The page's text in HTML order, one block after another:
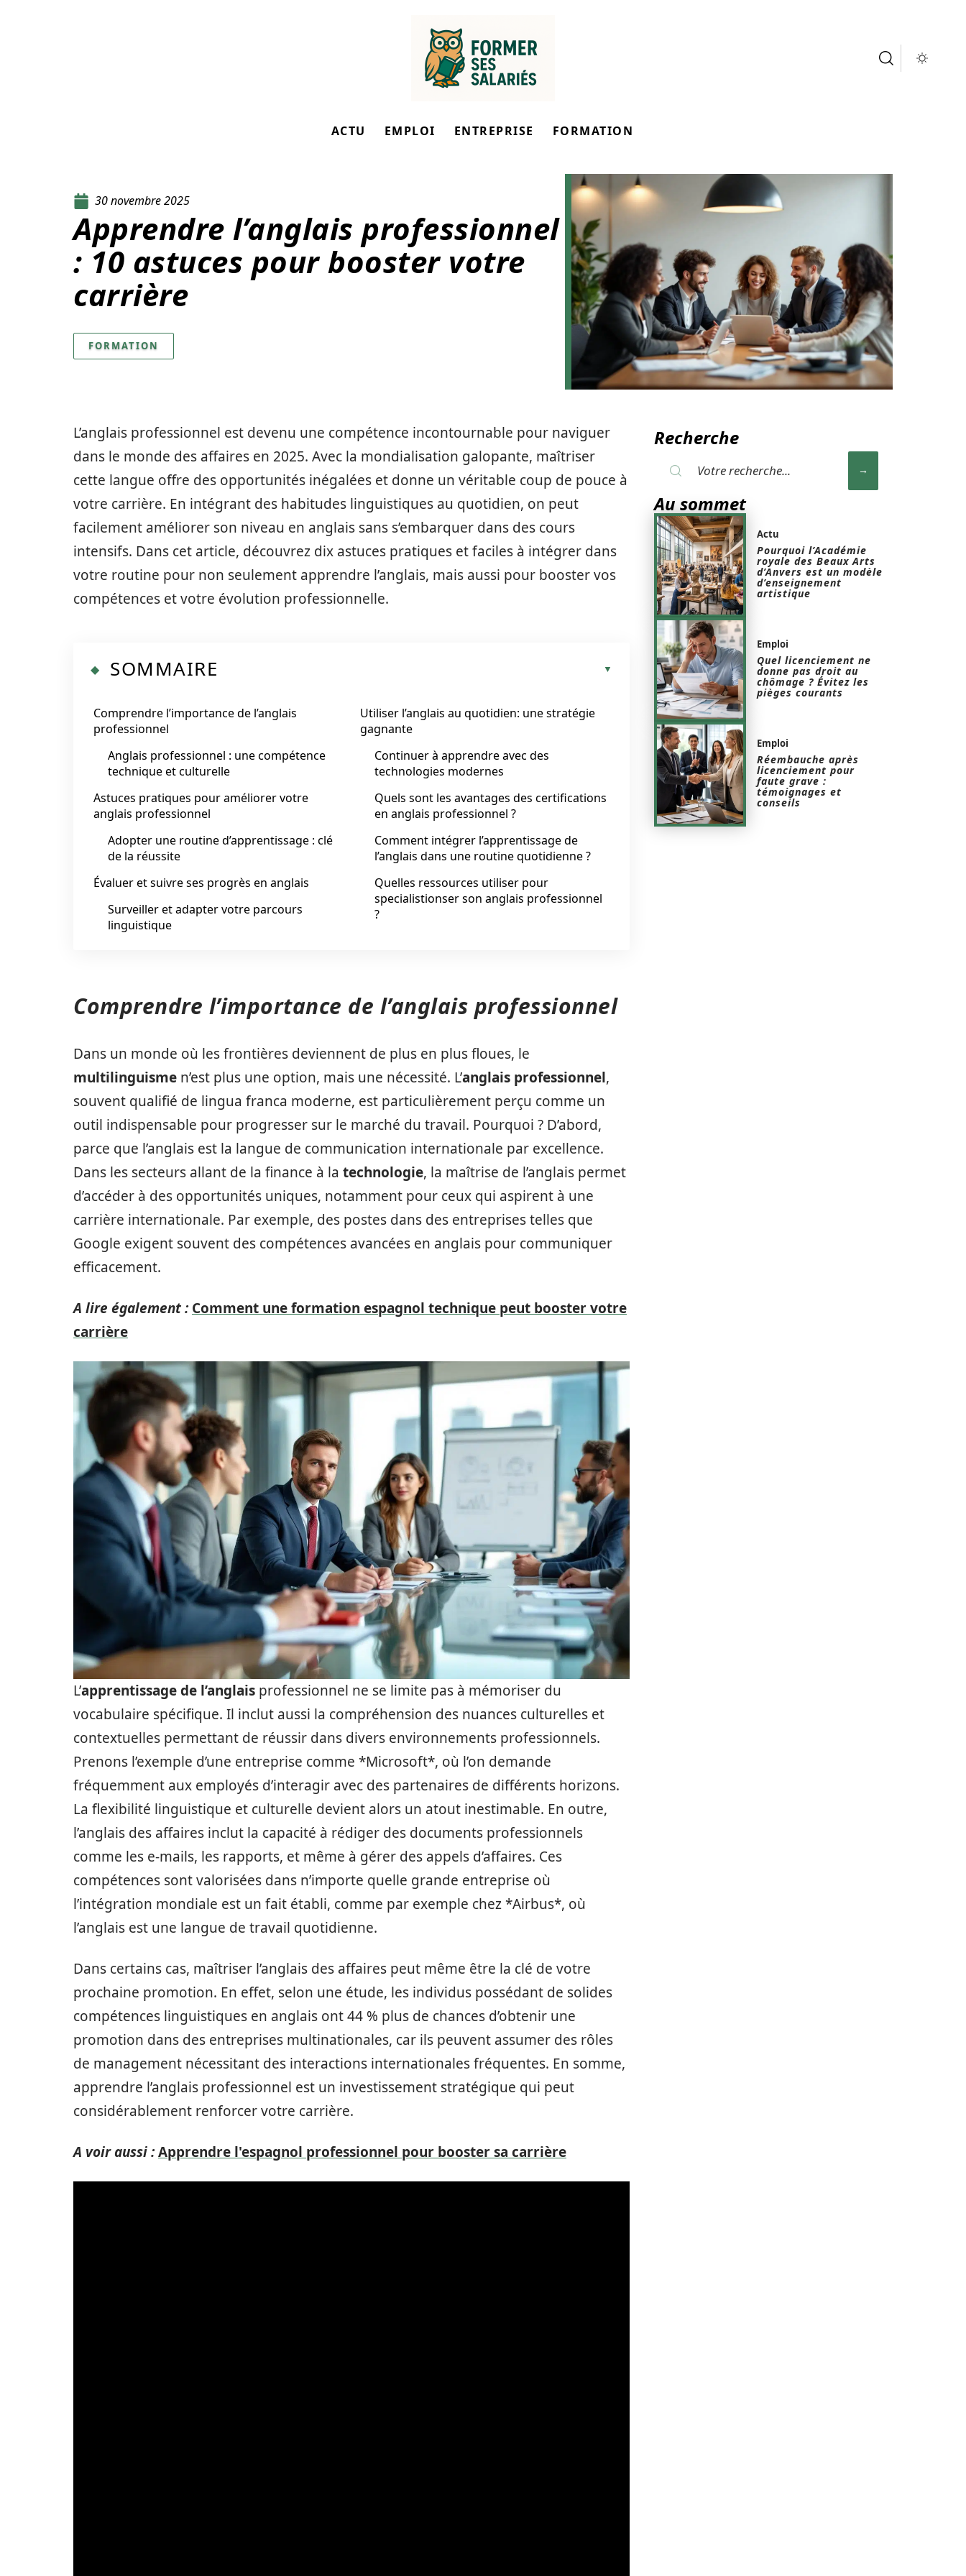
ACTU EMPLOI ENTREPRISE FORMATION
30 novembre 2025
Apprendre l’anglais professionnel
: 10 astuces pour booster votre
carrière
FORMATION
L’anglais professionnel est devenu une compétence incontournable pour naviguer
dans le monde des affaires en 2025. Avec la mondialisation galopante, maîtriser
cette langue offre des opportunités inégalées et donne un véritable coup de pouce à
votre carrière. En intégrant des habitudes linguistiques au quotidien, on peut
facilement améliorer son niveau en anglais sans s’embarquer dans des cours
intensifs. Dans cet article, découvrez dix astuces pratiques et faciles à intégrer dans
votre routine pour non seulement apprendre l’anglais, mais aussi pour booster vos
compétences et votre évolution professionnelle.
SOMMAIRE
Comprendre l’importance de l’anglais
professionnel
Anglais professionnel : une compétence
technique et culturelle
Astuces pratiques pour améliorer votre
anglais professionnel
Adopter une routine d’apprentissage : clé
de la réussite
Évaluer et suivre ses progrès en anglais
Surveiller et adapter votre parcours
linguistique
Utiliser l’anglais au quotidien: une stratégie
gagnante
Continuer à apprendre avec des
technologies modernes
Quels sont les avantages des certifications
en anglais professionnel ?
Comment intégrer l’apprentissage de
l’anglais dans une routine quotidienne ?
Quelles ressources utiliser pour
specialistionser son anglais professionnel
?
Comprendre l’importance de l’anglais professionnel
Dans un monde où les frontières deviennent de plus en plus floues, le
multilinguisme n’est plus une option, mais une nécessité. L’anglais professionnel,
souvent qualifié de lingua franca moderne, est particulièrement perçu comme un
outil indispensable pour progresser sur le marché du travail. Pourquoi ? D’abord,
parce que l’anglais est la langue de communication internationale par excellence.
Dans les secteurs allant de la finance à la technologie, la maîtrise de l’anglais permet
d’accéder à des opportunités uniques, notamment pour ceux qui aspirent à une
carrière internationale. Par exemple, des postes dans des entreprises telles que
Google exigent souvent des compétences avancées en anglais pour communiquer
efficacement.
A lire également : Comment une formation espagnol technique peut booster votre
carrière
L’apprentissage de l’anglais professionnel ne se limite pas à mémoriser du
vocabulaire spécifique. Il inclut aussi la compréhension des nuances culturelles et
contextuelles permettant de réussir dans divers environnements professionnels.
Prenons l’exemple d’une entreprise comme *Microsoft*, où l’on demande
fréquemment aux employés d’interagir avec des partenaires de différents horizons.
La flexibilité linguistique et culturelle devient alors un atout inestimable. En outre,
l’anglais des affaires inclut la capacité à rédiger des documents professionnels
comme les e-mails, les rapports, et même à gérer des appels d’affaires. Ces
compétences sont valorisées dans n’importe quelle grande entreprise où
l’intégration mondiale est un fait établi, comme par exemple chez *Airbus*, où
l’anglais est une langue de travail quotidienne.
Dans certains cas, maîtriser l’anglais des affaires peut même être la clé de votre
prochaine promotion. En effet, selon une étude, les individus possédant de solides
compétences linguistiques en anglais ont 44 % plus de chances d’obtenir une
promotion dans des entreprises multinationales, car ils peuvent assumer des rôles
de management nécessitant des interactions internationales fréquentes. En somme,
apprendre l’anglais professionnel est un investissement stratégique qui peut
considérablement renforcer votre carrière.
A voir aussi :Apprendre l'espagnol professionnel pour booster sa carrière
Recherche
Au sommet
Actu
Pourquoi l’Académie
royale des Beaux Arts
d’Anvers est un modèle
d’enseignement
artistique
Emploi
Quel licenciement ne
donne pas droit au
chômage ? Évitez les
pièges courants
Emploi
Réembauche après
licenciement pour
faute grave :
témoignages et
conseils